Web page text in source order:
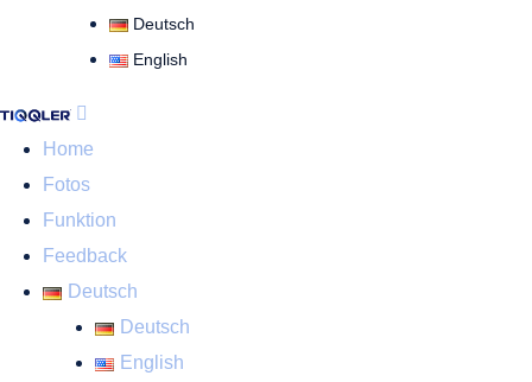
Deutsch
English
Home
Fotos
Funktion
Feedback
Deutsch
Deutsch
English